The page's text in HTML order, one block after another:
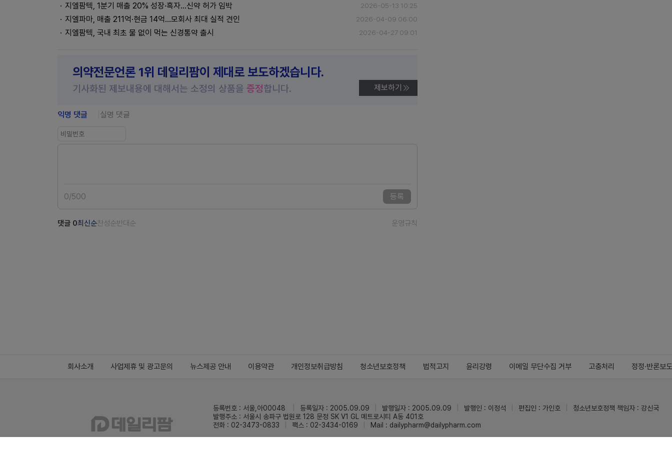
지엘팜텍, 1분기 매출 20% 성장·흑자…신약 허가 임박 2026-05-13 10:25
지엘파마, 매출 211억·현금 14억…모회사 최대 실적 견인 2026-04-09 06:00
지엘팜텍, 국내 최초 물 없이 먹는 신경통약 출시 2026-04-27 09:01
의약전문언론 1위 데일리팜이 제대로 보도하겠습니다.
기사화된 제보내용에 대해서는 소정의 상품을 증정합니다. 제보하기
익명 댓글 실명 댓글
0/500 등록
댓글 0최신순찬성순반대순 운영규칙
회사소개 사업제휴 및 광고문의 뉴스제공 안내 이용약관 개인정보취급방침 청소년보호정책 법적고지 윤리강령 이메일 무단수집 거부 고충처리 정정·반론보도
등록번호 : 서울,아00048 등록일자 : 2005.09.09 발행일자 : 2005.09.09 발행인 : 이정석 편집인 : 가인호
청소년보호정책 책임자 : 강신국
발행주소 : 서울시 송파구 법원로 128 문정 SK V1 GL 메트로시티 A동 401호
전화 : 02-3473-0833
팩스 : 02-3434-0169 Mail : dailypharm@dailypharm.com